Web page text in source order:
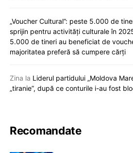
„Voucher Cultural”: peste 5.000 de
sprijin pentru activități culturale în
5.000 de tineri au beneficiat de
majoritatea preferă să cumpere cărți
Zina la Liderul partidului „Moldova
„tiranie”, după ce conturile i-au fost
Recomandate